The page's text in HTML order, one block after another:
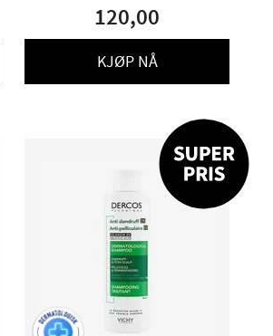
120,00
KJØP NÅ